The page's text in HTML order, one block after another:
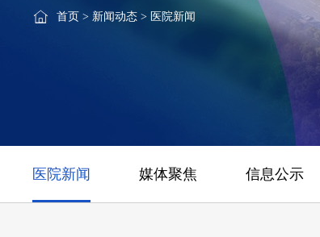
首页 > 新闻动态 > 医院新闻
医院新闻 媒体聚焦 信息公示